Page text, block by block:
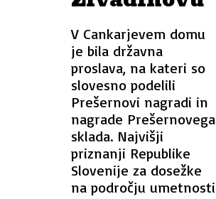
V Cankarjevem domu
je bila državna
proslava, na kateri so
slovesno podelili
Prešernovi nagradi in
nagrade Prešernovega
sklada. Najvišji
priznanji Republike
Slovenije za dosežke
na področju umetnosti